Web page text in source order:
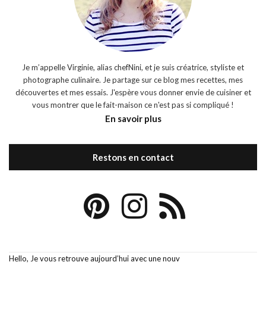
Je m’appelle Virginie, alias chefNini, et je suis créatrice, styliste et
photographe culinaire. Je partage sur ce blog mes recettes, mes
découvertes et mes essais. J'espère vous donner envie de cuisiner et
vous montrer que le fait-maison ce n'est pas si compliqué !
En savoir plus
Restons en contact
Hello, Je vous retrouve aujourd’hui avec une nouv